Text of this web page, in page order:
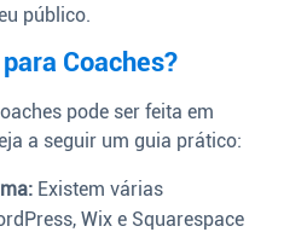
público.
Coaches?
pode ser feita em
a seguir um guia prático:
Existem várias
Wix e Squarespace